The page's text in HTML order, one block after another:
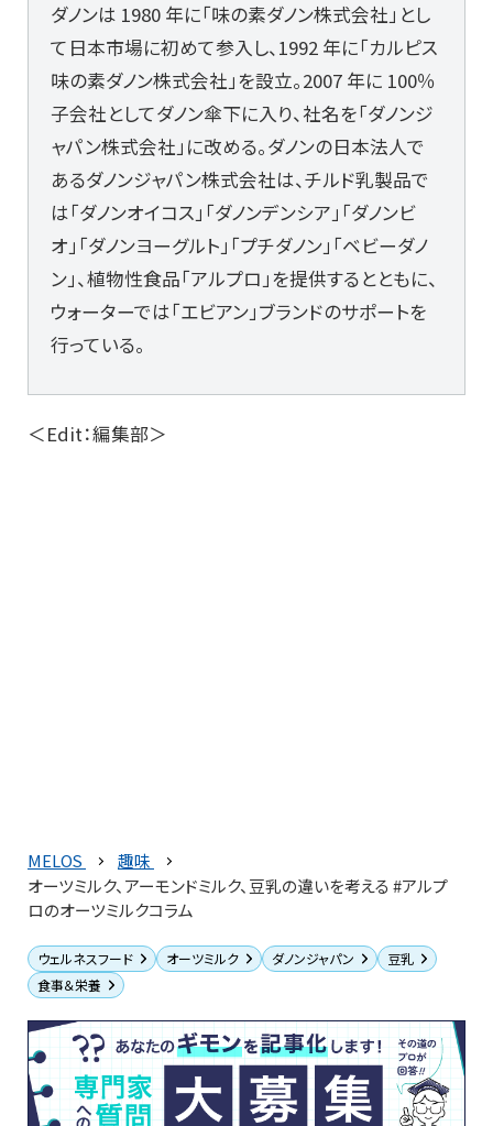
ダノンは 1980 年に「味の素ダノン株式会社」とし
て日本市場に初めて参入し、1992 年に「カルピス
味の素ダノン株式会社」を設立。2007 年に 100％
子会社としてダノン傘下に入り、社名を「ダノンジ
ャパン株式会社」に改める。ダノンの日本法人で
あるダノンジャパン株式会社は、チルド乳製品で
は「ダノンオイコス」「ダノンデンシア」「ダノンビ
オ」「ダノンヨーグルト」「プチダノン」「ベビーダノ
ン」、植物性食品「アルプロ」を提供するとともに、
ウォーターでは「エビアン」ブランドのサポートを
行っている。
＜Edit：編集部＞
MELOS
趣味
オーツミルク、アーモンドミルク、豆乳の違いを考える #アルプ
ロのオーツミルクコラム
ウェルネスフード オーツミルク ダノンジャパン
豆乳
食事＆栄養